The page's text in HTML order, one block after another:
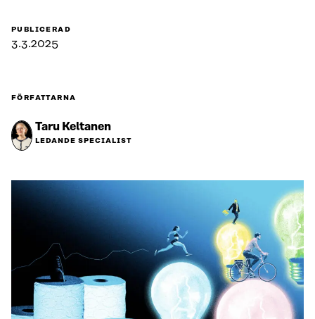
PUBLICERAD
3.3.2025
FÖRFATTARNA
Taru Keltanen
LEDANDE SPECIALIST